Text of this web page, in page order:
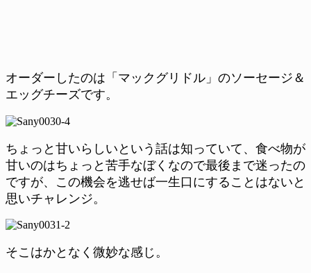
オーダーしたのは「マックグリドル」のソーセージ＆
エッグチーズです。
ちょっと甘いらしいという話は知っていて、食べ物が
甘いのはちょっと苦手なぼくなので最後まで迷ったの
ですが、この機会を逃せば一生口にすることはないと
思いチャレンジ。
そこはかとなく微妙な感じ。